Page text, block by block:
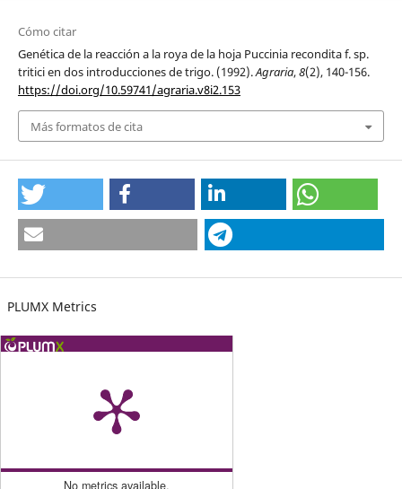
Cómo citar
Genética de la reacción a la roya de la hoja Puccinia recondita f. sp.
tritici en dos introducciones de trigo. (1992).Agraria,8(2), 140-156.
https://doi.org/10.59741/agraria.v8i2.153
Más formatos de cita
PLUMX Metrics
No metrics available.